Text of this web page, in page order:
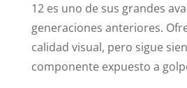
12 es uno de sus grandes
generaciones anteriores.
calidad visual, pero sigue
componente expuesto a